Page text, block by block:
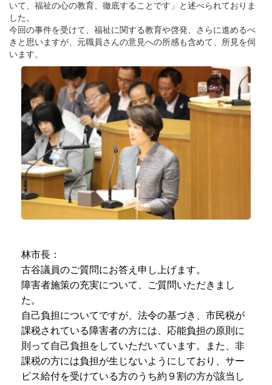
いて、福祉の心の教育、徹底することです」と述べられておりま
した。
今回の事件を受けて、福祉に関する教育や啓発、さらに進めるべ
きと思いますが、元職員さんの意見への所感も含めて、所見を伺
います。
林市長：
古谷議員のご質問にお答え申し上げます。
障害者施策の充実について、ご質問いただきまし
た。
自己負担についてですが、法令の基づき、市民税が
課税されている障害者の方には、応能負担の原則に
則って自己負担をしていただいています。また、非
課税の方には負担が生じないようにしており、サー
ビス給付を受けている方のうち約９割の方が該当し